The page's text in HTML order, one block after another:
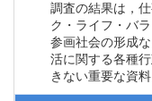
調査の結果は，
ク・ライフ・バ
参画社会の形成
活に関する各種
きない重要な資料